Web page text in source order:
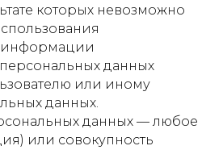
которых невозможно
информации
данных
или иному
данных.
данных — любое
или совокупность